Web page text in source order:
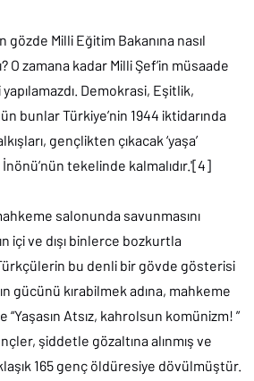
gözde Milli Eğitim Bakanına nasıl
O zamana kadar Milli Şef’in müsaade
Demokrasi, Eşitlik,
bunlar Türkiye’nin 1944 iktidarında
gençlikten çıkacak ‘yaşa’
İnönü’nün tekelinde kalmalıdır.'[4]
salonunda savunmasını
içi ve dışı binlerce bozkurtla
bu denli bir gövde gösterisi
gücünü kırabilmek adına, mahkeme
Atsız, kahrolsun komünizm! ”
şiddetle gözaltına alınmış ve
165 genç öldüresiye dövülmüştür.